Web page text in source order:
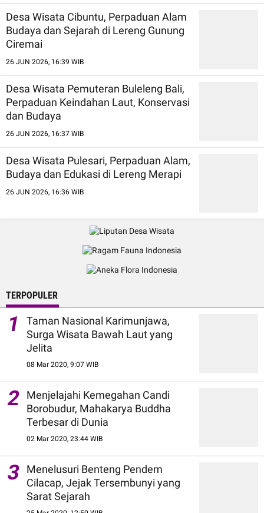
Desa Wisata Cibuntu, Perpaduan Alam
Budaya dan Sejarah di Lereng Gunung
Ciremai
26 JUN 2026, 16:39 WIB
Desa Wisata Pemuteran Buleleng Bali,
Perpaduan Keindahan Laut, Konservasi
dan Budaya
26 JUN 2026, 16:37 WIB
Desa Wisata Pulesari, Perpaduan Alam,
Budaya dan Edukasi di Lereng Merapi
26 JUN 2026, 16:36 WIB
TERPOPULER
1
Taman Nasional Karimunjawa,
Surga Wisata Bawah Laut yang
Jelita
08 Mar 2020, 9:07 WIB
2
Menjelajahi Kemegahan Candi
Borobudur, Mahakarya Buddha
Terbesar di Dunia
02 Mar 2020, 23:44 WIB
3
Menelusuri Benteng Pendem
Cilacap, Jejak Tersembunyi yang
Sarat Sejarah